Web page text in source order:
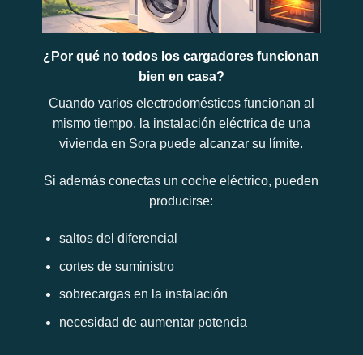
¿Por qué no todos los cargadores funcionan
bien en casa?
Cuando varios electrodomésticos funcionan al
mismo tiempo, la instalación eléctrica de una
vivienda en Sora puede alcanzar su límite.
Si además conectas un coche eléctrico, pueden
producirse:
saltos del diferencial
cortes de suministro
sobrecargas en la instalación
necesidad de aumentar potencia